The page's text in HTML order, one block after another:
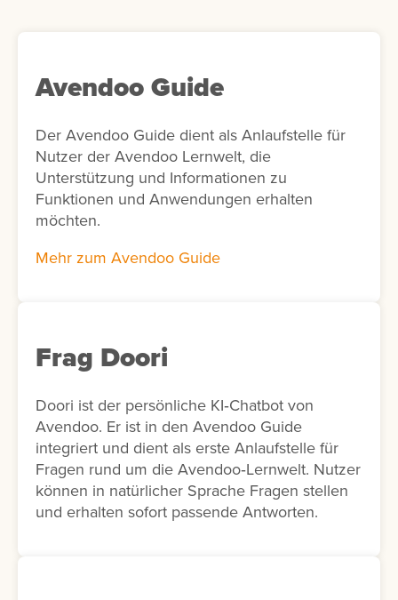
werden. In diesem Fall schlägt die KI
passende Interessen für die Nutzer vor. Ist
stattdessen alle verfügbaren Interessen
angezeigt.
Avendoo Guide
Der Avendoo Guide dient als Anlaufstelle für
Nutzer der Avendoo Lernwelt, die
Unterstützung und Informationen zu
Funktionen und Anwendungen erhalten
möchten.
Mehr zum Avendoo Guide
Frag Doori
Doori ist der persönliche KI‑Chatbot von
Avendoo. Er ist in den Avendoo Guide
integriert und dient als erste Anlaufstelle für
Fragen rund um die Avendoo‑Lernwelt. Nutzer
können in natürlicher Sprache Fragen stellen
und erhalten sofort passende Antworten.